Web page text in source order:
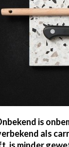
is
als